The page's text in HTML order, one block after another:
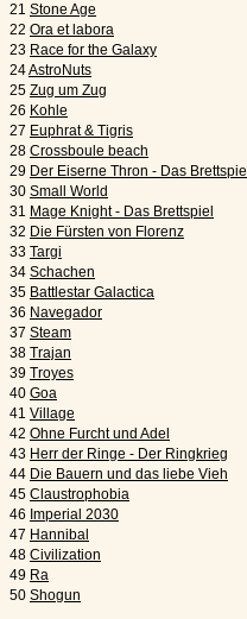
21 Stone Age
22 Ora et labora
23 Race for the Galaxy
24AstroNuts
25 Zug um Zug
26 Kohle
27 Euphrat & Tigris
28 Crossboule beach
29 Der Eiserne Thron - Das Brettspiel
30 Small World
31 Mage Knight - Das Brettspiel
32 Die Fürsten von Florenz
33 Targi
34 Schachen
35 Battlestar Galactica
36 Navegador
37 Steam
38 Trajan
39 Troyes
40 Goa
41 Village
42 Ohne Furcht und Adel
43 Herr der Ringe - Der Ringkrieg
44 Die Bauern und das liebe Vieh
45 Claustrophobia
46 Imperial 2030
47 Hannibal
48 Civilization
49 Ra
50 Shogun